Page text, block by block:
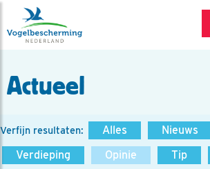
Actueel
Verfijn resultaten: Alles Nieuws
Verdieping
Opinie Tip